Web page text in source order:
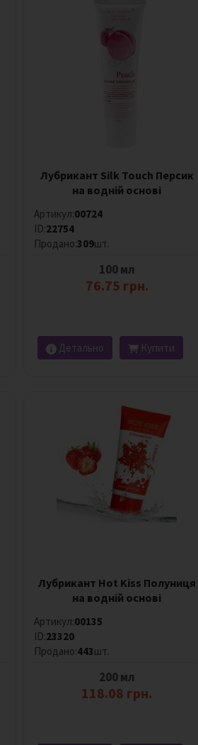
Лубрикант Silk Touch Персик
на водній основі
Артикул:00724
ID:22754
Продано:309шт.
100 мл
76.75 грн.
Детально Купити
Лубрикант Hot Kiss Полуниця
на водній основі
Артикул:00135
ID:23320
Продано:443шт.
200 мл
118.08 грн.